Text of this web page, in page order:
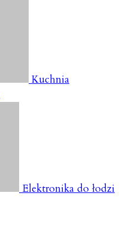
Kuchnia
Elektronika do łodzi